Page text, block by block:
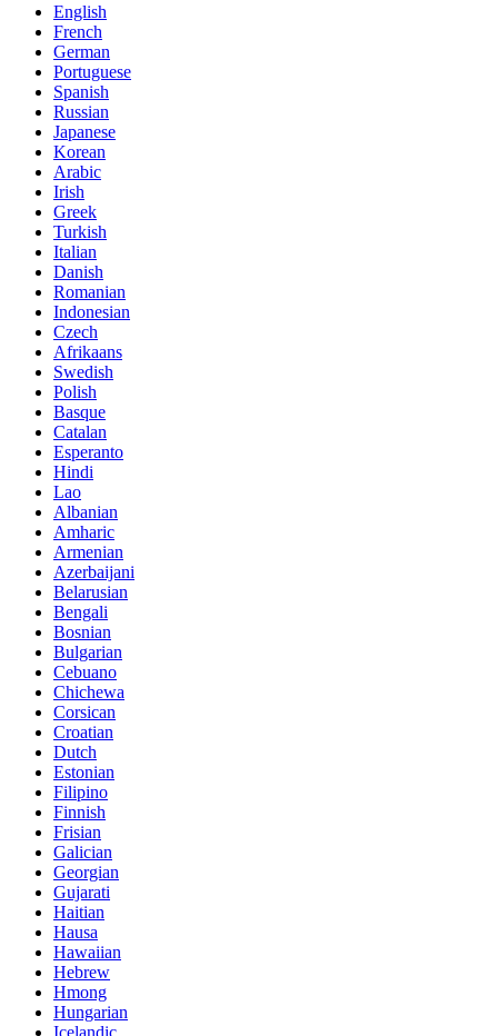
English
French
German
Portuguese
Spanish
Russian
Japanese
Korean
Arabic
Irish
Greek
Turkish
Italian
Danish
Romanian
Indonesian
Czech
Afrikaans
Swedish
Polish
Basque
Catalan
Esperanto
Hindi
Lao
Albanian
Amharic
Armenian
Azerbaijani
Belarusian
Bengali
Bosnian
Bulgarian
Cebuano
Chichewa
Corsican
Croatian
Dutch
Estonian
Filipino
Finnish
Frisian
Galician
Georgian
Gujarati
Haitian
Hausa
Hawaiian
Hebrew
Hmong
Hungarian
Icelandic